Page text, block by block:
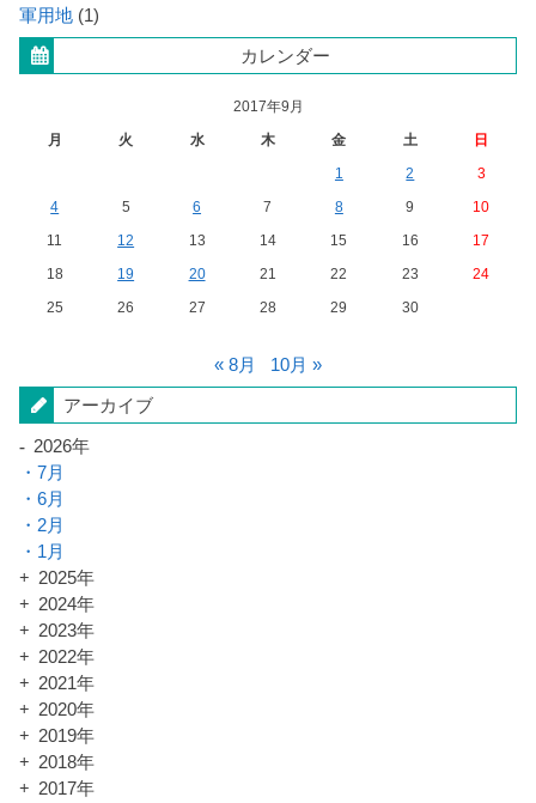
軍用地 (1)
カレンダー
2017年9月
月
火 水 木 金 土
日
1
2
3
4
5 6 7 8 9
10
11
12 13 14 15 16
17
18
19 20 21 22 23
24
25
26 27 28 29 30
« 8月 10月 »
アーカイブ
2026年
7月
6月
2月
1月
2025年
2024年
2023年
2022年
2021年
2020年
2019年
2018年
2017年